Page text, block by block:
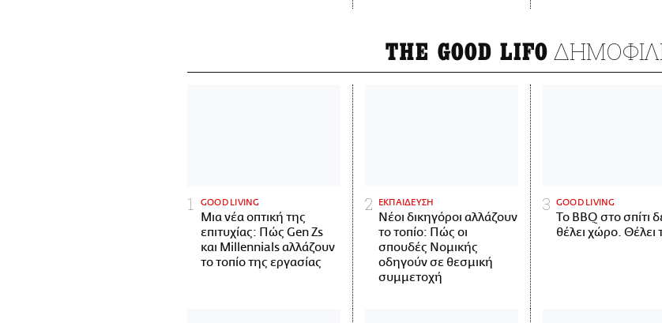
THE GOOD LIFO
GOOD LIVING
Μια νέα οπτική της
επιτυχίας: Πώς Gen Zs
και Millennials αλλάζουν
το τοπίο της εργασίας
ΕΚΠΑΙΔΕΥΣΗ
Νέοι δικηγόροι αλλάζουν
το τοπίο: Πώς οι
σπουδές Νομικής
οδηγούν σε θεσμική
συμμετοχή
GOOD LIVING
Το BBQ στο σπίτι
θέλει χώρο. Θέλει